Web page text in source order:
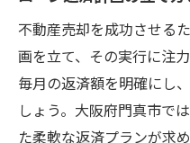
不動産売却を成功させる
画を立て、その実行に注
毎月の返済額を明確にし
しょう。大阪府門真市で
た柔軟な返済プランが求